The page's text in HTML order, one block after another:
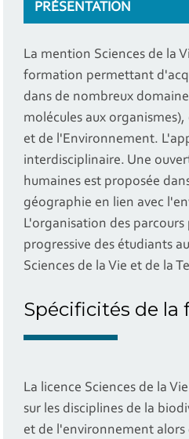
PRÉSENTATION
La mention Sciences de la
formation permettant
dans de nombreux
molécules aux organismes),
et de l'Environnement.
interdisciplinaire. Une
humaines est proposée
géographie en lien avec
L'organisation des
progressive des étudiants
Sciences de la Vie et de la
Spécificités de la
La licence Sciences de la
sur les disciplines de la
et de l'environnement alors